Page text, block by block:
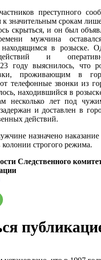
преступного
значительным срокам
скрыться, и он был
мужчина
в розыске.
и
году выяснилось, что
проживающим в
телефонные звонки из
находившийся в
несколько лет под
и доставлен в
действий.
назначено
строгого режима.
Следственного